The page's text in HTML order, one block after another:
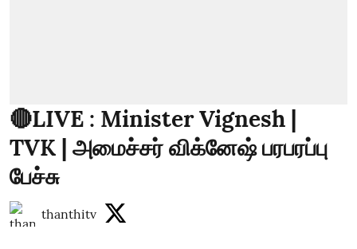
🔴LIVE : Minister Vignesh |
TVK | அமைச்சர் விக்னேஷ் பரபரப்பு
பேச்சு
thanthitv